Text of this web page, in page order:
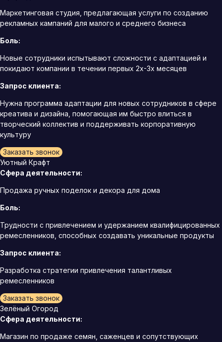
Маркетинговая студия, предлагающая услуги по созданию
рекламных кампаний для малого и среднего бизнеса
Боль:
Новые сотрудники испытывают сложности с адаптацией и
покидают компании в течении первых 2х-3х месяцев
Запрос клиента:
Нужна программа адаптации для новых сотрудников в сфере
креатива и дизайна, помогающая им быстро влиться в
творческий коллектив и поддерживать корпоративную
культуру
Заказать звонок
Уютный Крафт
Сфера деятельности:
Продажа ручных поделок и декора для дома
Боль:
Трудности с привлечением и удержанием квалифицированных
ремесленников, способных создавать уникальные продукты
Запрос клиента:
Разработка стратегии привлечения талантливых
ремесленников
Заказать звонок
Зелёный Огород
Сфера деятельности:
Магазин по продаже семян, саженцев и сопутствующих